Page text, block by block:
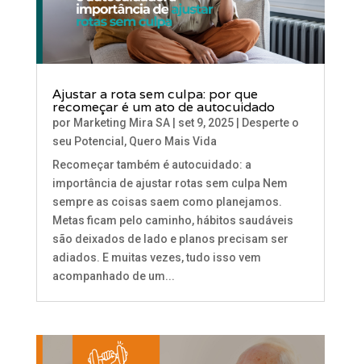
Ajustar a rota sem culpa: por que
recomeçar é um ato de autocuidado
por Marketing Mira SA| set 9, 2025| Desperte o
seu Potencial, Quero Mais Vida
Recomeçar também é autocuidado: a
importância de ajustar rotas sem culpa Nem
sempre as coisas saem como planejamos.
Metas ficam pelo caminho, hábitos saudáveis
são deixados de lado e planos precisam ser
adiados. E muitas vezes, tudo isso vem
acompanhado de um...